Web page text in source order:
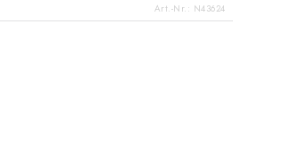
Art.-Nr.: N43624